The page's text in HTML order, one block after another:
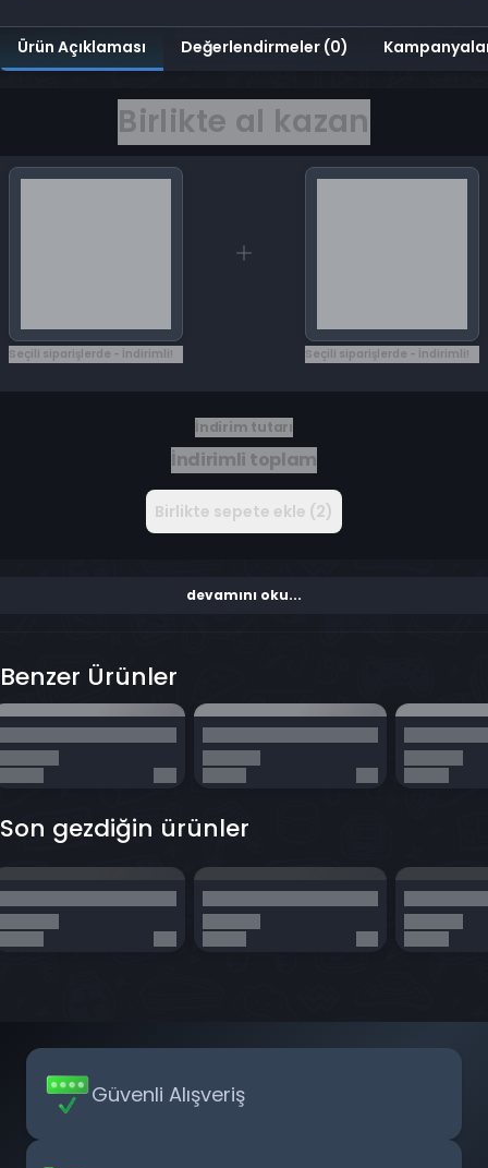
Ürün Açıklaması Değerlendirmeler (0)
Birlikte al kazan
Seçili siparişlerde - İndirimli! Seçili siparişlerde - İndirimli!
İndirim tutarı
İndirimli toplam
Birlikte sepete ekle (2)
devamını oku...
Benzer Ürünler
Son gezdiğin ürünler
Güvenli Alışveriş